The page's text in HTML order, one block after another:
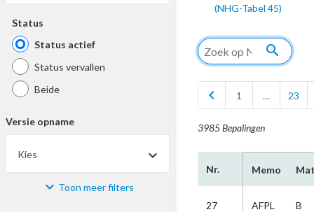
Status
Status actief
Status vervallen
Beide
Versie opname
Kies
Materiaal Toon meer filters
(NHG-Tabel 45)
search
chevron_left 1 … 23
3985 Bepalingen
Nr. Memo
27 AFPL B